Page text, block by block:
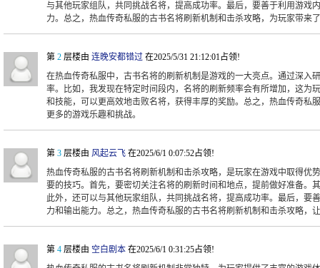
与其他玩家组队，共同挑战名将，提高成功率。最后，要善于利用游戏
力。总之，热血传奇私服的古书名将刷新机制和击杀攻略，为玩家带来
第 2 层楼由 连晚安都错过 在2025/5/31 21:12:01占领!
在热血传奇私服中，古书名将的刷新机制是游戏的一大亮点。通过深入
率。比如，我发现在特定时间段内，名将的刷新频率会有所增加，这为
和技能，可以更高效地击败名将，获得丰厚的奖励。总之，热血传奇私
更多的游戏乐趣和挑战。
第 3 层楼由 风起云飞 在2025/6/1 0:07:52占领!
热血传奇私服的古书名将刷新机制和击杀攻略，是玩家在游戏中取得优
要的技巧。首先，要密切关注名将的刷新时间和地点，提前做好准备。
此外，还可以与其他玩家组队，共同挑战名将，提高成功率。最后，要
力和输出能力。总之，热血传奇私服的古书名将刷新机制和击杀攻略，
第 4 层楼由 空白剧本 在2025/6/1 0:31:25占领!